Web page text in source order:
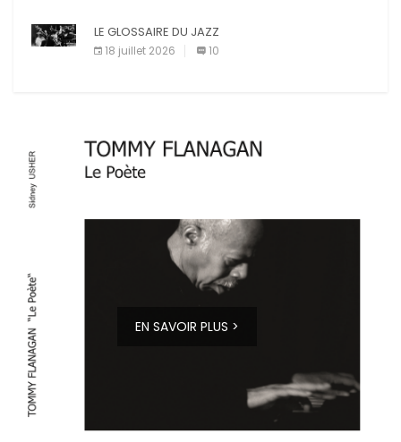
LE GLOSSAIRE DU JAZZ
18 juillet 2026 10
EN SAVOIR PLUS >